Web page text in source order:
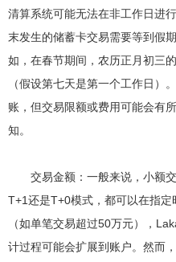
清算系统可能无法在非工作日进
末发生的储蓄卡交易需要等到假
如，在春节期间，农历正月初三
（假设第七天是第一个工作日）
账，但交易限额或费用可能会有
知。
交易金额：一般来说，小额交
T+1还是T+0模式，都可以在指
（如单笔交易超过50万元），
计过程可能会扩展到账户。然而